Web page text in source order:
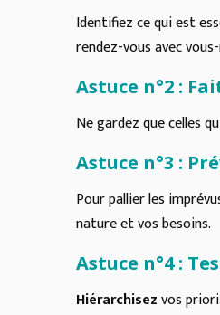
Identifiez ce qui est
rendez-vous avec
Astuce n°2 :
Ne gardez que celles
Astuce n°3 :
Pour pallier les
nature et vos besoins.
Astuce n°4 :
Hiérarchisezvos